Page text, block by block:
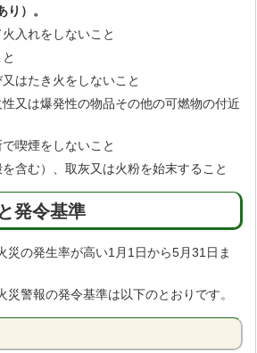
）。
入れをしないこと
はたき火をしないこと
又は爆発性の物品その他の可燃物の付近
喫煙をしないこと
含む）、取灰又は火粉を始末すること
発令基準
災の発生率が高い1月1日から5月31日ま
災警報の発令基準は以下のとおりです。